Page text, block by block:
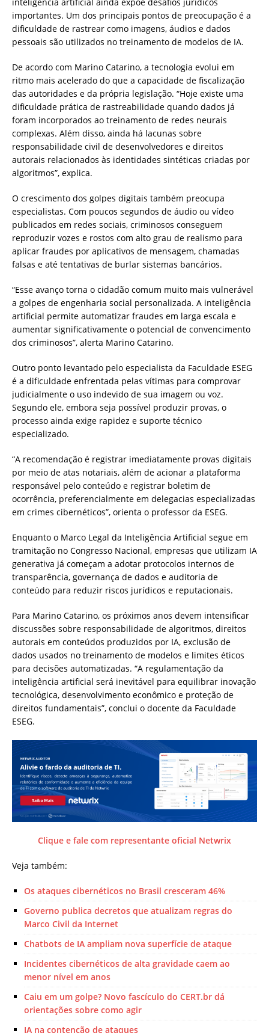
importantes. Um dos principais pontos de preocupação é a
dificuldade de rastrear como imagens, áudios e dados
pessoais são utilizados no treinamento de modelos de IA.
De acordo com Marino Catarino, a tecnologia evolui em
ritmo mais acelerado do que a capacidade de fiscalização
das autoridades e da própria legislação. “Hoje existe uma
dificuldade prática de rastreabilidade quando dados já
foram incorporados ao treinamento de redes neurais
complexas. Além disso, ainda há lacunas sobre
responsabilidade civil de desenvolvedores e direitos
autorais relacionados às identidades sintéticas criadas por
algoritmos”, explica.
O crescimento dos golpes digitais também preocupa
especialistas. Com poucos segundos de áudio ou vídeo
publicados em redes sociais, criminosos conseguem
reproduzir vozes e rostos com alto grau de realismo para
aplicar fraudes por aplicativos de mensagem, chamadas
falsas e até tentativas de burlar sistemas bancários.
“Esse avanço torna o cidadão comum muito mais vulnerável
a golpes de engenharia social personalizada. A inteligência
artificial permite automatizar fraudes em larga escala e
aumentar significativamente o potencial de convencimento
dos criminosos”, alerta Marino Catarino.
Outro ponto levantado pelo especialista da Faculdade ESEG
é a dificuldade enfrentada pelas vítimas para comprovar
judicialmente o uso indevido de sua imagem ou voz.
Segundo ele, embora seja possível produzir provas, o
processo ainda exige rapidez e suporte técnico
especializado.
“A recomendação é registrar imediatamente provas digitais
por meio de atas notariais, além de acionar a plataforma
responsável pelo conteúdo e registrar boletim de
ocorrência, preferencialmente em delegacias especializadas
em crimes cibernéticos”, orienta o professor da ESEG.
Enquanto o Marco Legal da Inteligência Artificial segue em
tramitação no Congresso Nacional, empresas que utilizam IA
generativa já começam a adotar protocolos internos de
transparência, governança de dados e auditoria de
conteúdo para reduzir riscos jurídicos e reputacionais.
Para Marino Catarino, os próximos anos devem intensificar
discussões sobre responsabilidade de algoritmos, direitos
autorais em conteúdos produzidos por IA, exclusão de
dados usados no treinamento de modelos e limites éticos
para decisões automatizadas. “A regulamentação da
inteligência artificial será inevitável para equilibrar inovação
tecnológica, desenvolvimento econômico e proteção de
direitos fundamentais”, conclui o docente da Faculdade
ESEG.
Clique e fale com representante oficial Netwrix
Veja também:
Os ataques cibernéticos no Brasil cresceram 46%
Governo publica decretos que atualizam regras do
Marco Civil da Internet
Chatbots de IA ampliam nova superfície de ataque
Incidentes cibernéticos de alta gravidade caem ao
menor nível em anos
Caiu em um golpe? Novo fascículo do CERT.br dá
orientações sobre como agir
IA na contenção de ataques